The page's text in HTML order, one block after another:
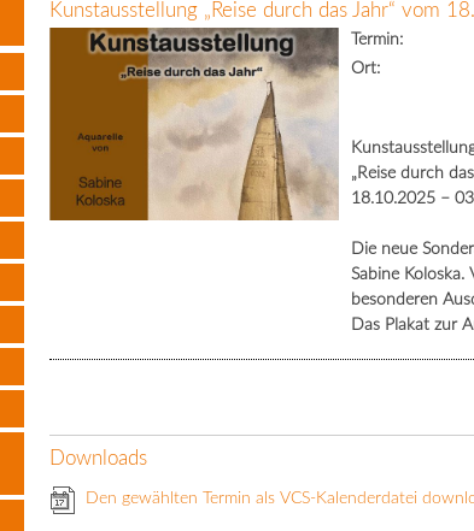
Kunstausstellung „Reise durch das Jahr“ vom
Termin:
Ort:
„Reise durch
18.10.2025 –
Die neue
Sabine
besonderen
Das Plakat zur
Downloads
Den gewählten Termin als VCS-Kalenderdatei